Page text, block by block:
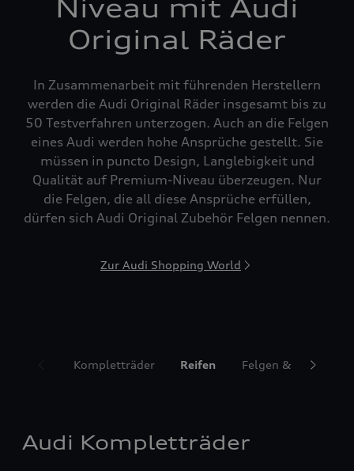
Niveau mit Audi
Original Räder
In Zusammenarbeit mit führenden Herstellern
werden die Audi Original Räder insgesamt bis zu
50 Testverfahren unterzogen. Auch an die Felgen
eines Audi werden hohe Ansprüche gestellt. Sie
müssen in puncto Design, Langlebigkeit und
Qualität auf Premium-Niveau überzeugen. Nur
die Felgen, die all diese Ansprüche erfüllen,
dürfen sich Audi Original Zubehör Felgen nennen.
Zur Audi Shopping World
Kompletträder Reifen Felgen &
Audi Kompletträder